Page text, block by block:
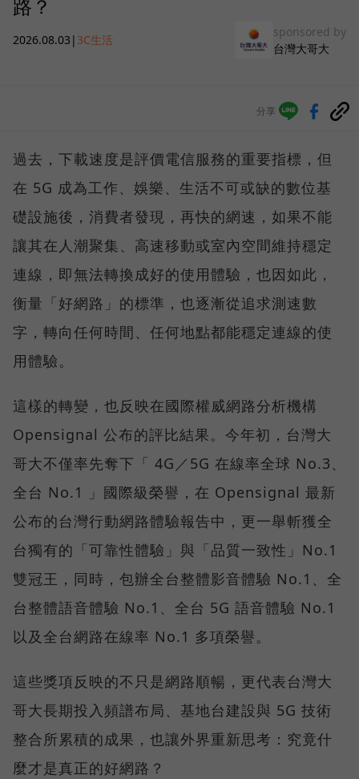
路？
2026.08.03 | 3C生活
sponsored by
台灣大哥大
分享
過去，下載速度是評價電信服務的重要指標，但
在 5G 成為工作、娛樂、生活不可或缺的數位基
礎設施後，消費者發現，再快的網速，如果不能
讓其在人潮聚集、高速移動或室內空間維持穩定
連線，即無法轉換成好的使用體驗，也因如此，
衡量「好網路」的標準，也逐漸從追求測速數
字，轉向任何時間、任何地點都能穩定連線的使
用體驗。
這樣的轉變，也反映在國際權威網路分析機構
Opensignal 公布的評比結果。今年初，台灣大
哥大不僅率先奪下「 4G／5G 在線率全球 No.3、
全台 No.1 」國際級榮譽，在 Opensignal 最新
公布的台灣行動網路體驗報告中，更一舉斬獲全
台獨有的「可靠性體驗」與「品質一致性」No.1
雙冠王，同時，包辦全台整體影音體驗 No.1、全
台整體語音體驗 No.1、全台 5G 語音體驗 No.1
以及全台網路在線率 No.1 多項榮譽。
這些獎項反映的不只是網路順暢，更代表台灣大
哥大長期投入頻譜布局、基地台建設與 5G 技術
整合所累積的成果，也讓外界重新思考：究竟什
麼才是真正的好網路？